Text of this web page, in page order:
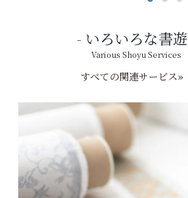
いろいろな書遊
Various Shoyu Services
すべての関連サービス»